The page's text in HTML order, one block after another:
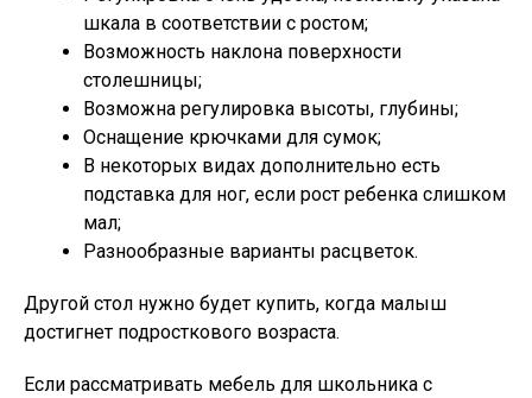
шкала в соответствии с ростом;
Возможность наклона поверхности
столешницы;
Возможна регулировка высоты, глубины;
Оснащение крючками для сумок;
В некоторых видах дополнительно есть
подставка для ног, если рост ребенка слишком
мал;
Разнообразные варианты расцветок.
Другой стол нужно будет купить, когда малыш
достигнет подросткового возраста.
Если рассматривать мебель для школьника с